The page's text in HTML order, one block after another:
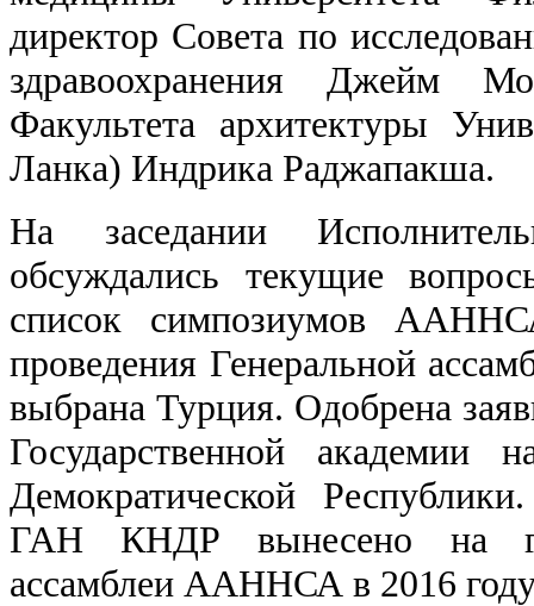
директор Совета по
здравоохранения Джейм
Факультета архитектуры
Ланка) Индрика Раджапакша.
На заседании
обсуждались текущие
список симпозиумов
проведения Генеральной
выбрана Турция. Одобрена
Государственной академии
Демократической
ГАН КНДР вынесено на
ассамблеи ААННСА в 2016